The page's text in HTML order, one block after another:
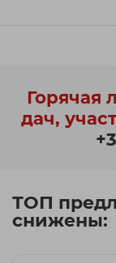
Горячая
дач,
ТОП
снижены: